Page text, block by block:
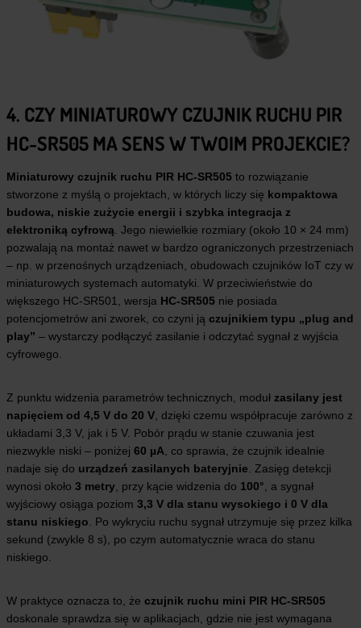
4. CZY MINIATUROWY CZUJNIK RUCHU PIR
HC-SR505 MA SENS W TWOIM PROJEKCIE?
Miniaturowy czujnik ruchu PIR HC-SR505 to rozwiązanie
stworzone z myślą o projektach, w których liczy się kompaktowa
budowa, niskie zużycie energii i szybka integracja z
elektroniką cyfrową . Jego niewielkie rozmiary (około 10 × 24 mm)
pozwalają na montaż nawet w bardzo ograniczonych przestrzeniach
– np. w przenośnych urządzeniach, obudowach czujników IoT czy w
miniaturowych systemach automatyki. W przeciwieństwie do
większego HC-SR501, wersja HC-SR505 nie posiada
potencjometrów ani zworek, co czyni ją czujnikiem typu „plug and
play” – wystarczy podłączyć zasilanie i odczytać sygnał z wyjścia
cyfrowego.
Z punktu widzenia parametrów technicznych, moduł zasilany jest
napięciem od 4,5 V do 20 V , dzięki czemu współpracuje zarówno z
układami 3,3 V, jak i 5 V. Pobór prądu w stanie czuwania jest
niezwykle niski – poniżej 60 µA , co sprawia, że czujnik idealnie
nadaje się do urządzeń zasilanych bateryjnie . Zasięg detekcji
wynosi około 3 metry , przy kącie widzenia do 100° , a sygnał
wyjściowy osiąga poziom 3,3 V dla stanu wysokiego i 0 V dla
stanu niskiego . Po wykryciu ruchu sygnał utrzymuje się przez kilka
sekund (zwykle 8 s), po czym automatycznie wraca do stanu
niskiego.
W praktyce oznacza to, że czujnik ruchu mini PIR HC-SR505
doskonale sprawdza się w aplikacjach, gdzie nie jest wymagana